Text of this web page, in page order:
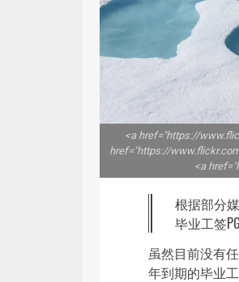
<a href="https://
href="https://
<a
根据部分
毕业工签
虽然目前没有
年到期的毕业